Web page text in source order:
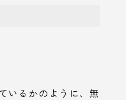
いるかのように、無